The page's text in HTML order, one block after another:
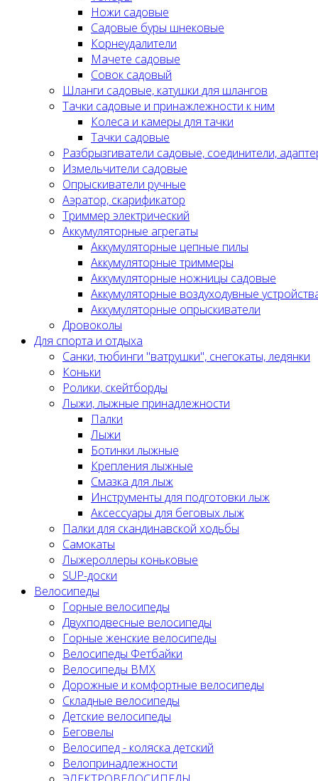
Ножи садовые
Садовые буры шнековые
Корнеудалители
Мачете садовые
Совок садовый
Шланги садовые, катушки для шлангов
Тачки садовые и принажлежности к ним
Колеса и камеры для тачки
Тачки садовые
Разбрызгиватели садовые, соединители,
Измельчители садовые
Опрыскиватели ручные
Аэратор, скарификатор
Триммер электрический
Аккумуляторные агрегаты
Аккумуляторные цепные пилы
Аккумуляторные триммеры
Аккумуляторные ножницы садовые
Аккумуляторные воздуходувные
Аккумуляторные опрыскиватели
Дровоколы
Для спорта и отдыха
Санки, тюбинги "ватрушки", снегокаты, ледянки
Коньки
Ролики, скейтборды
Лыжи, лыжные принадлежности
Палки
Лыжи
Ботинки лыжные
Крепления лыжные
Смазка для лыж
Инструменты для подготовки лыж
Аксессуары для беговых лыж
Палки для скандинавской ходьбы
Самокаты
Лыжероллеры коньковые
SUP-доски
Велосипеды
Горные велосипеды
Двухподвесные велосипеды
Горные женские велосипеды
Велосипеды Фетбайки
Велосипеды BMX
Дорожные и комфортные велосипеды
Складные велосипеды
Детские велосипеды
Беговелы
Велосипед - коляска детский
Велопринадлежности